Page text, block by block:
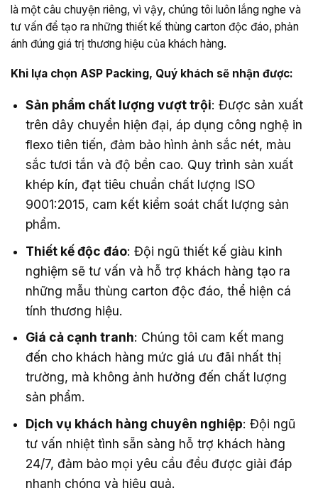
là một câu chuyện riêng, vì vậy, chúng tôi luôn lắng nghe và
tư vấn để tạo ra những thiết kế thùng carton độc đáo, phản
ánh đúng giá trị thương hiệu của khách hàng.
Khi lựa chọn ASP Packing, Quý khách sẽ nhận được:
Sản phẩm chất lượng vượt trội: Được sản xuất
trên dây chuyền hiện đại, áp dụng công nghệ in
flexo tiên tiến, đảm bảo hình ảnh sắc nét, màu
sắc tươi tắn và độ bền cao. Quy trình sản xuất
khép kín, đạt tiêu chuẩn chất lượng ISO
9001:2015, cam kết kiểm soát chất lượng sản
phẩm.
Thiết kế độc đáo: Đội ngũ thiết kế giàu kinh
nghiệm sẽ tư vấn và hỗ trợ khách hàng tạo ra
những mẫu thùng carton độc đáo, thể hiện cá
tính thương hiệu.
Giá cả cạnh tranh: Chúng tôi cam kết mang
đến cho khách hàng mức giá ưu đãi nhất thị
trường, mà không ảnh hưởng đến chất lượng
sản phẩm.
Dịch vụ khách hàng chuyên nghiệp: Đội ngũ
tư vấn nhiệt tình sẵn sàng hỗ trợ khách hàng
24/7, đảm bảo mọi yêu cầu đều được giải đáp
nhanh chóng và hiệu quả.